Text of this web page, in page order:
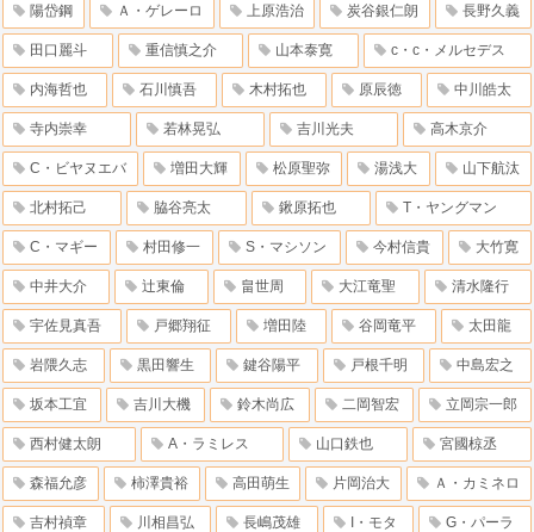
陽岱鋼 Ａ・ゲレーロ 上原浩治 炭谷銀仁朗 長野久義
田口麗斗 重信慎之介 山本泰寛 c・c・メルセデス
内海哲也 石川慎吾 木村拓也 原辰徳 中川皓太
寺内崇幸 若林晃弘 吉川光夫 高木京介
C・ビヤヌエバ 増田大輝 松原聖弥 湯浅大 山下航汰
北村拓己 脇谷亮太 鍬原拓也 T・ヤングマン
C・マギー 村田修一 S・マシソン 今村信貴 大竹寛
中井大介 辻東倫 畠世周 大江竜聖 清水隆行
宇佐見真吾 戸郷翔征 増田陸 谷岡竜平 太田龍
岩隈久志 黒田響生 鍵谷陽平 戸根千明 中島宏之
坂本工宜 吉川大機 鈴木尚広 二岡智宏 立岡宗一郎
西村健太朗 A・ラミレス 山口鉄也 宮國椋丞
森福允彦 柿澤貴裕 高田萌生 片岡治大 Ａ・カミネロ
吉村禎章 川相昌弘 長嶋茂雄 I・モタ G・パーラ